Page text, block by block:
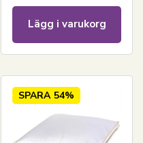
Lägg i varukorg
SPARA 54%